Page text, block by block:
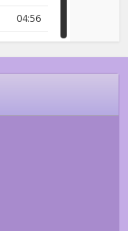
04:56
18:00
04:43